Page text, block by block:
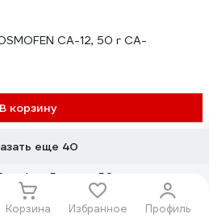
Корзина Избранное Профиль
CA-12, 50 г CA-
В корзину
еще 40
4 5 50